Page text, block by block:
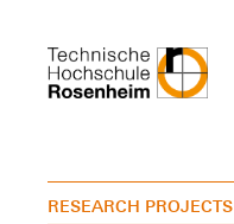
RESEARCH PROJECTS